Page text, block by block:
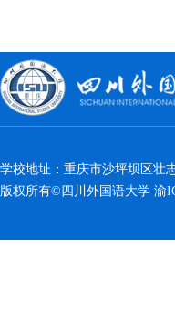
学校地址：重庆市沙坪坝区壮
版权所有©四川外国语大学 渝